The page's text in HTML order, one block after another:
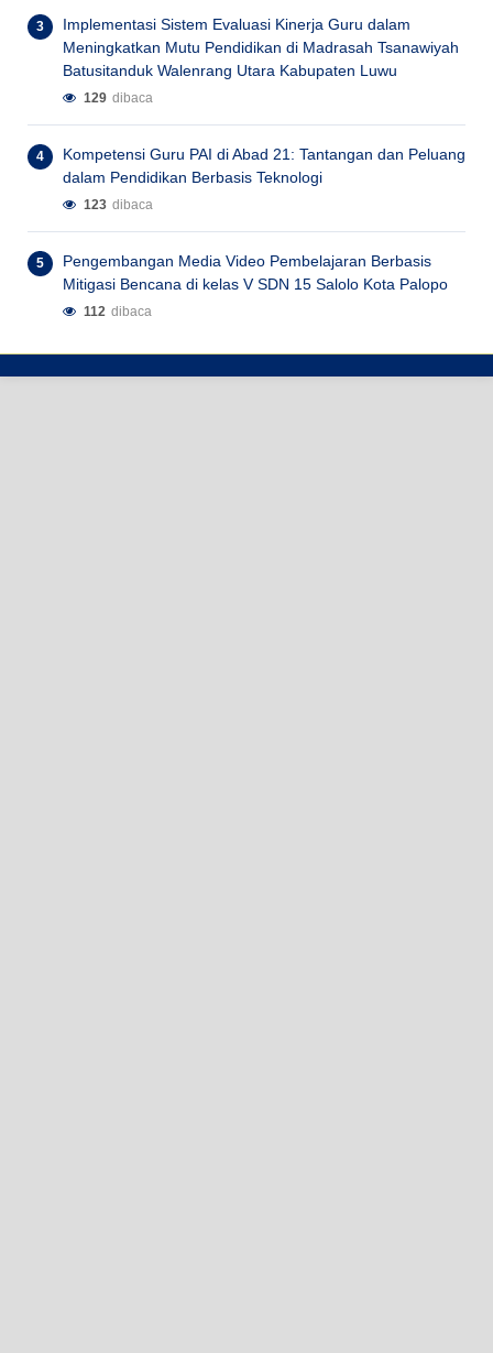
Implementasi Sistem Evaluasi Kinerja Guru dalam
Meningkatkan Mutu Pendidikan di Madrasah Tsanawiyah
Batusitanduk Walenrang Utara Kabupaten Luwu
129 dibaca
Kompetensi Guru PAI di Abad 21: Tantangan dan Peluang
dalam Pendidikan Berbasis Teknologi
123 dibaca
Pengembangan Media Video Pembelajaran Berbasis
Mitigasi Bencana di kelas V SDN 15 Salolo Kota Palopo
112 dibaca